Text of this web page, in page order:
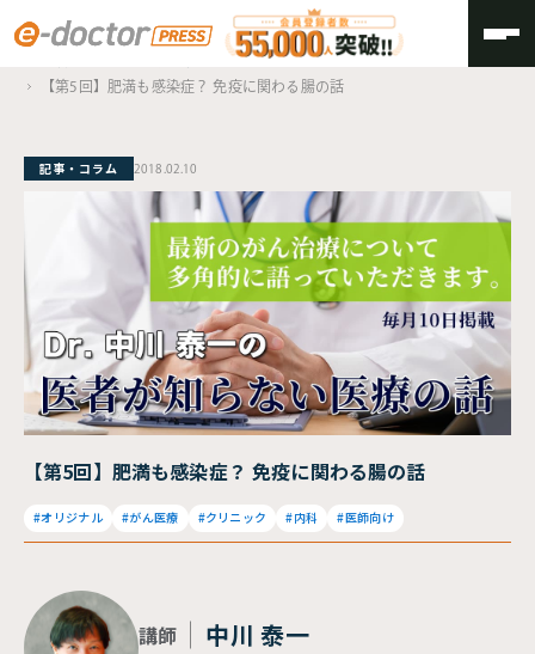
TOP
【第5回】肥満も感染症？ 免疫に関わる腸の話
記事・コラム 2018.02.10
【第5回】肥満も感染症？ 免疫に関わる腸の話
#オリジナル #がん医療 #クリニック #内科 #医師向け
講師 中川 泰一